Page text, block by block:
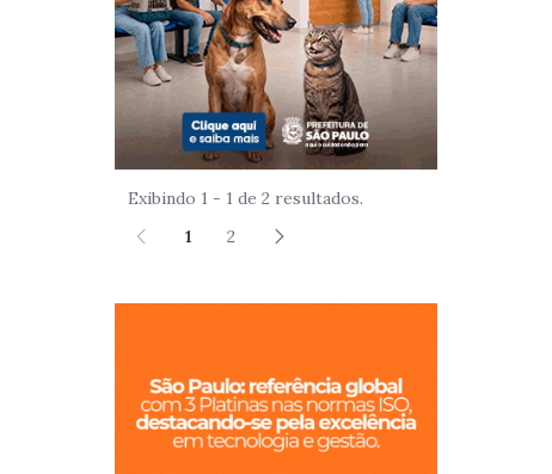
Exibindo 1 - 1 de 2 resultados.
1
2